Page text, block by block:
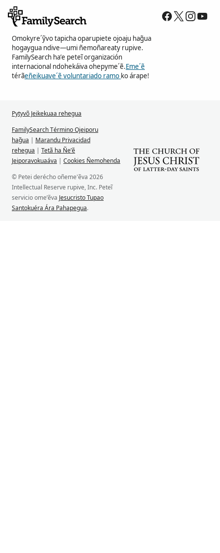
Omokyre´ỹvo tapicha oparupiete ojoaju hag̃ua
hogaygua ndive—umi ñemoñareaty rupive.
FamilySearch ha’e peteĩ organización
internacional ndohekáiva ohepyme´ẽ.Eme´ẽ
térãeñeikuave´ẽ voluntariado ramo ko árape!
Pytyvõ Jeikekuaa rehegua
FamilySearch Término Ojeiporu
hag̃ua | Marandu Privacidad
rehegua | Tetã ha Ñe’ẽ
Jeiporavokuaáva | Cookies Ñemohenda
© Petei derécho oñeme'ẽva 2026
Intellectual Reserve rupive, Inc. Peteĩ
servicio ome’ẽva Jesucristo Tupao
Santokuéra Ára Pahapegua.